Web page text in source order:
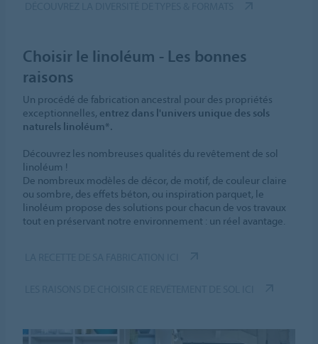
Choisir le linoléum - Les bonnes
raisons
Un procédé de fabrication ancestral pour des propriétés
exceptionnelles, entrez dans l'univers unique des sols
naturels linoléum*.
Découvrez les nombreuses qualités du revêtement de sol
linoléum !
De nombreux modèles de décor, de motif, de couleur claire
ou sombre, des effets béton, ou inspiration parquet, le
linoléum propose des solutions pour chacun de vos travaux
tout en préservant notre environnement : un réel avantage.